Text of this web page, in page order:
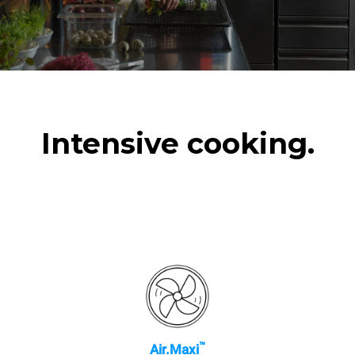
vapore
2 ore di forno vuoto in
temperatura a 180 °C
Intensive cooking.
Air.Maxi™